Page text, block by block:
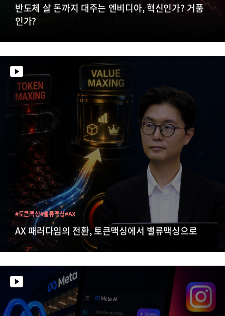
반도체 살 돈까지 대주는 엔비디아, 혁신인가? 거품
인가?
AX 패러다임의 전환, 토큰맥싱에서 밸류맥싱으로
#토큰맥싱#밸류맥싱#AX